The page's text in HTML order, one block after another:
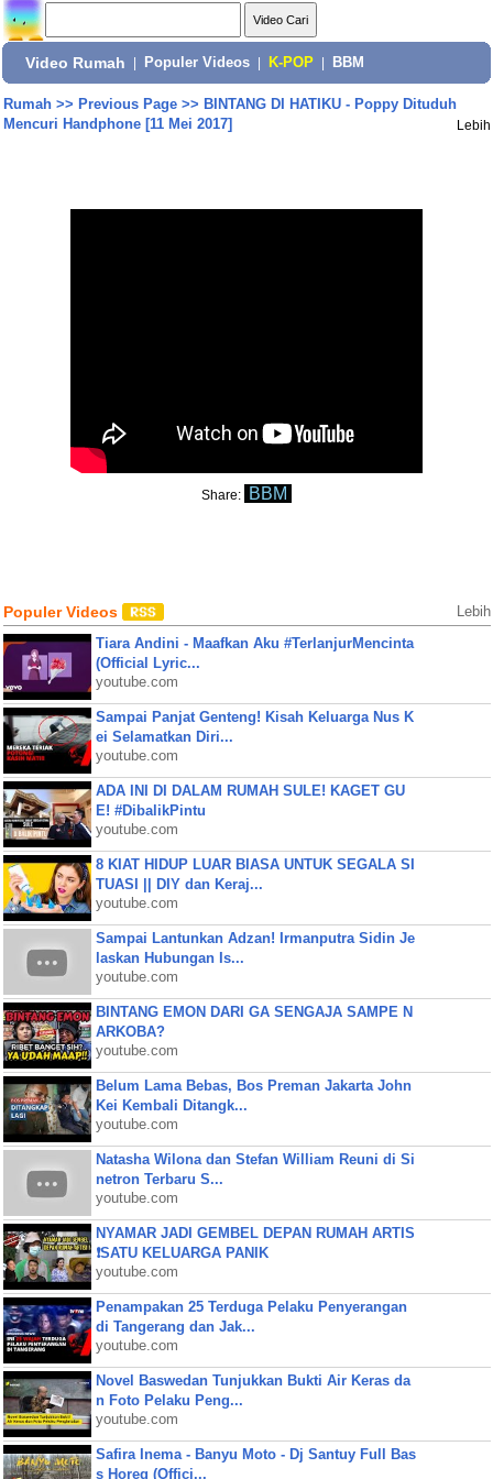
Video Rumah Populer Videos K-POP BBM
Rumah>> Previous Page>> BINTANG DI HATIKU - Poppy Dituduh
Mencuri Handphone [11 Mei 2017]
Lebih
Share: BBM
Populer Videos Lebih
Tiara Andini - Maafkan Aku #TerlanjurMencinta
(Official Lyric...
youtube.com
Sampai Panjat Genteng! Kisah Keluarga Nus K
ei Selamatkan Diri...
youtube.com
ADA INI DI DALAM RUMAH SULE! KAGET GU
E! #DibalikPintu
youtube.com
8 KIAT HIDUP LUAR BIASA UNTUK SEGALA SI
TUASI || DIY dan Keraj...
youtube.com
Sampai Lantunkan Adzan! Irmanputra Sidin Je
laskan Hubungan Is...
youtube.com
BINTANG EMON DARI GA SENGAJA SAMPE N
ARKOBA?
youtube.com
Belum Lama Bebas, Bos Preman Jakarta John
Kei Kembali Ditangk...
youtube.com
Natasha Wilona dan Stefan William Reuni di Si
netron Terbaru S...
youtube.com
NYAMAR JADI GEMBEL DEPAN RUMAH ARTIS
❗SATU KELUARGA PANIK
youtube.com
Penampakan 25 Terduga Pelaku Penyerangan
di Tangerang dan Jak...
youtube.com
Novel Baswedan Tunjukkan Bukti Air Keras da
n Foto Pelaku Peng...
youtube.com
Safira Inema - Banyu Moto - Dj Santuy Full Bas
s Horeg (Offici...